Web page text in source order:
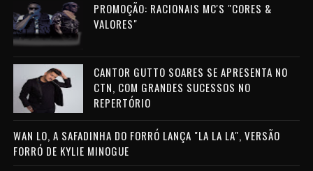
PROMOÇÃO: RACIONAIS MC'S "CORES &
VALORES"
CANTOR GUTTO SOARES SE APRESENTA NO
CTN, COM GRANDES SUCESSOS NO
REPERTÓRIO
WAN LO, A SAFADINHA DO FORRÓ LANÇA "LA LA LA", VERSÃO
FORRÓ DE KYLIE MINOGUE